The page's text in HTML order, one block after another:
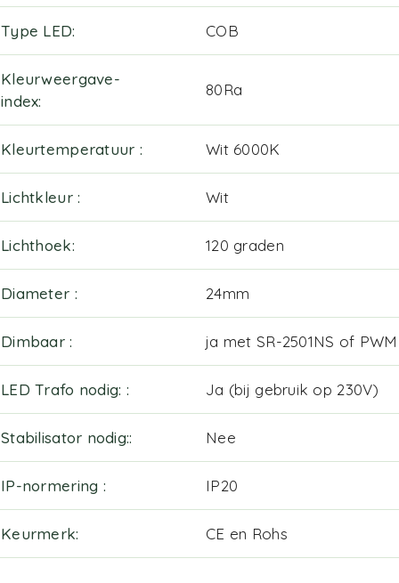
Type LED COB
Kleurweergave-
index
80Ra
Kleurtemperatuur Wit 6000K
Lichtkleur Wit
Lichthoek 120 graden
Diameter 24mm
Dimbaar ja met SR-2501NS of PWM
LED Trafo nodig: Ja (bij gebruik op 230V)
Stabilisator nodig: Nee
IP-normering IP20
Keurmerk CE en Rohs